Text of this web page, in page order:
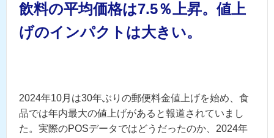
飲料の平均価格は7.5％上昇。値上
げのインパクトは大きい。
2024年10月は30年ぶりの郵便料金値上げを始め、食
品では年内最大の値上げがあると報道されていまし
た。実際のPOSデータではどうだったのか、2024年